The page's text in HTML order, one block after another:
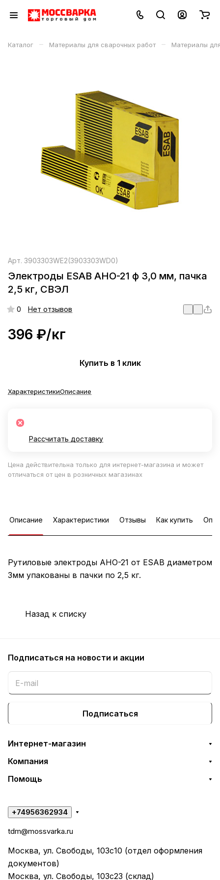
Каталог – Материалы для сварочных работ – Материалы
Арт. 3903303WE2(3903303WD0)
Электроды ESAB АНО-21 ф 3,0 мм, пачка
2,5 кг, СВЭЛ
0 Нет отзывов
396 ₽/кг
Купить в 1 клик
ХарактеристикиОписание
Рассчитать доставку
Цена действительна только для интернет-магазина и может
отличаться от цен в розничных магазинах
Описание Характеристики Отзывы Как купить
Рутиловые электроды АНО-21 от ESAB диаметром
3мм упакованы в пачки по 2,5 кг.
Назад к списку
Подписаться на новости и акции
Подписаться
Интернет-магазин
Компания
Помощь
+74956362934
tdm@mossvarka.ru
Москва, ул. Свободы, 103с10 (отдел оформления
документов)
Москва, ул. Свободы, 103с23 (склад)